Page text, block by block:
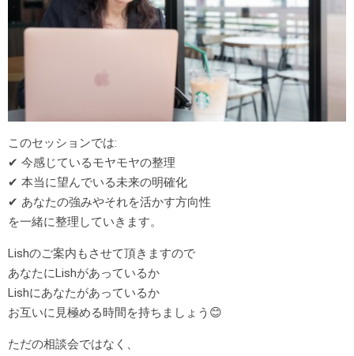
このセッションでは:
✔ 今感じているモヤモヤの整理
✔ 本当に望んでいる未来の明確化
✔ あなたの強みやそれを活かす方向性
を一緒に整理していきます。
Lishのご案内もさせて頂きますので
あなたにLishがあっているか
Lishにあなたがあっているか
お互いに見極める時間を持ちましょう😊
ただの相談会ではなく、